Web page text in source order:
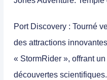
Port Discovery : Tourné
des attractions
« StormRider », offrant
découvertes scientifiques.